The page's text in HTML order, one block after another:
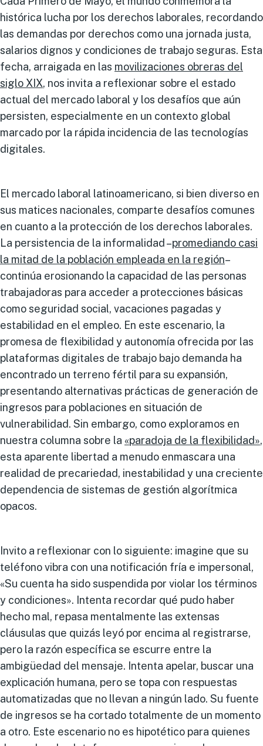
histórica lucha por los derechos laborales, recordando
las demandas por derechos como una jornada justa,
salarios dignos y condiciones de trabajo seguras. Esta
fecha, arraigada en las movilizaciones obreras del
siglo XIX, nos invita a reflexionar sobre el estado
actual del mercado laboral y los desafíos que aún
persisten, especialmente en un contexto global
marcado por la rápida incidencia de las tecnologías
digitales.
El mercado laboral latinoamericano, si bien diverso en
sus matices nacionales, comparte desafíos comunes
en cuanto a la protección de los derechos laborales.
La persistencia de la informalidad –promediando casi
la mitad de la población empleada en la región–
continúa erosionando la capacidad de las personas
trabajadoras para acceder a protecciones básicas
como seguridad social, vacaciones pagadas y
estabilidad en el empleo. En este escenario, la
promesa de flexibilidad y autonomía ofrecida por las
plataformas digitales de trabajo bajo demanda ha
encontrado un terreno fértil para su expansión,
presentando alternativas prácticas de generación de
ingresos para poblaciones en situación de
vulnerabilidad. Sin embargo, como exploramos en
nuestra columna sobre la «paradoja de la flexibilidad»,
esta aparente libertad a menudo enmascara una
realidad de precariedad, inestabilidad y una creciente
dependencia de sistemas de gestión algorítmica
opacos.
Invito a reflexionar con lo siguiente: imagine que su
teléfono vibra con una notificación fría e impersonal,
«Su cuenta ha sido suspendida por violar los términos
y condiciones». Intenta recordar qué pudo haber
hecho mal, repasa mentalmente las extensas
cláusulas que quizás leyó por encima al registrarse,
pero la razón específica se escurre entre la
ambigüedad del mensaje. Intenta apelar, buscar una
explicación humana, pero se topa con respuestas
automatizadas que no llevan a ningún lado. Su fuente
de ingresos se ha cortado totalmente de un momento
a otro. Este escenario no es hipotético para quienes